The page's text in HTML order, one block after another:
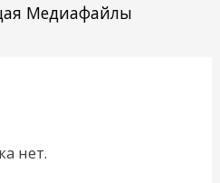
Медиафайлы
нет.